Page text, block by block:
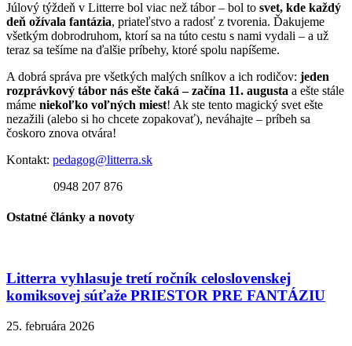
Júlový týždeň v Litterre bol viac než tábor – bol to svet, kde každý
deň ožívala fantázia, priateľstvo a radosť z tvorenia. Ďakujeme
všetkým dobrodruhom, ktorí sa na túto cestu s nami vydali – a už
teraz sa tešíme na ďalšie príbehy, ktoré spolu napíšeme.
A dobrá správa pre všetkých malých snílkov a ich rodičov: jeden
rozprávkový tábor nás ešte čaká – začína 11. augusta a ešte stále
máme niekoľko voľných miest! Ak ste tento magický svet ešte
nezažili (alebo si ho chcete zopakovať), neváhajte – príbeh sa
čoskoro znova otvára!
Kontakt: pedagog@litterra.sk
0948 207 876
Ostatné články a novoty
Litterra vyhlasuje tretí ročník celoslovenskej
komiksovej súťaže PRIESTOR PRE FANTÁZIU
25. februára 2026